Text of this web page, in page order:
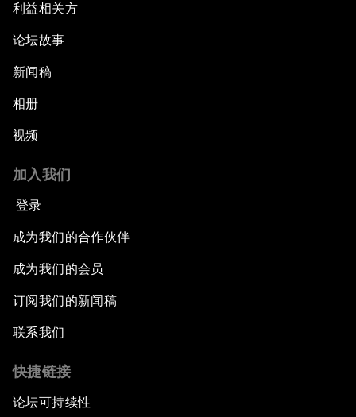
利益相关方
论坛故事
新闻稿
相册
视频
加入我们
登录
成为我们的合作伙伴
成为我们的会员
订阅我们的新闻稿
联系我们
快捷链接
论坛可持续性